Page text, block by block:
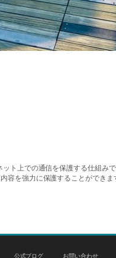
上での通信を保護する仕組み
を強力に保護することができ
公式ブログ お問い合わせ